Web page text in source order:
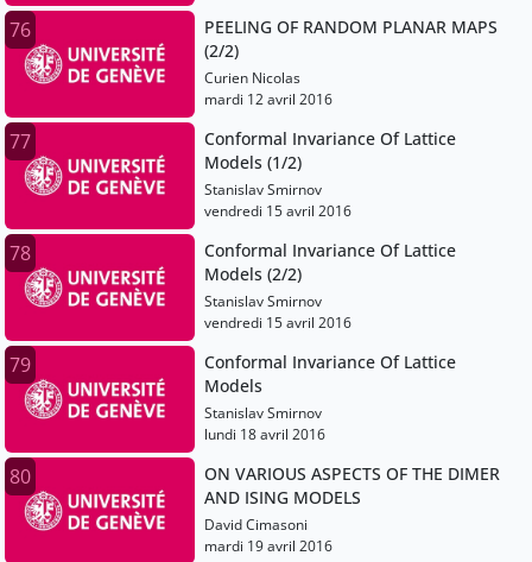
76
PEELING OF RANDOM PLANAR MAPS
(2/2)
Curien Nicolas
mardi 12 avril 2016
77
Conformal Invariance Of Lattice
Models (1/2)
Stanislav Smirnov
vendredi 15 avril 2016
78
Conformal Invariance Of Lattice
Models (2/2)
Stanislav Smirnov
vendredi 15 avril 2016
79
Conformal Invariance Of Lattice
Models
Stanislav Smirnov
lundi 18 avril 2016
80
ON VARIOUS ASPECTS OF THE DIMER
AND ISING MODELS
David Cimasoni
mardi 19 avril 2016